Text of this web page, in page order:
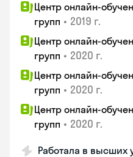
Центр онлайн-
групп • 2019 г.
Центр онлайн-
групп • 2020 г.
Центр онлайн-
групп • 2020 г.
Центр онлайн-
групп • 2020 г.
Работала в высших